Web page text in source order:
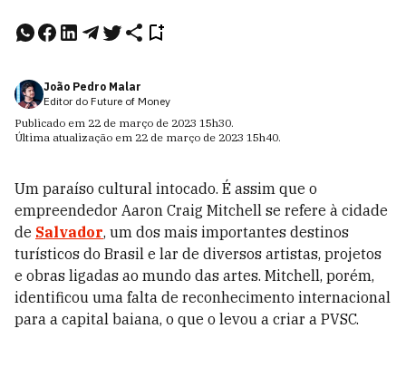
João Pedro Malar
Editor do Future of Money
Publicado em 22 de março de 2023 15h30.
Última atualização em 22 de março de 2023 15h40.
Um paraíso cultural intocado. É assim que o
empreendedor Aaron Craig Mitchell se refere à cidade
de Salvador, um dos mais importantes destinos
turísticos do Brasil e lar de diversos artistas, projetos
e obras ligadas ao mundo das artes. Mitchell, porém,
identificou uma falta de reconhecimento internacional
para a capital baiana, o que o levou a criar a PVSC.